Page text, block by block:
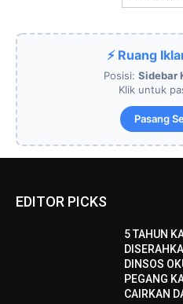
⚡ Ruang
Posisi: Sidebar
Klik untuk
Pasang
EDITOR PICKS
5 TAHUN
DINSOS
PEGANG
CAIRKAN